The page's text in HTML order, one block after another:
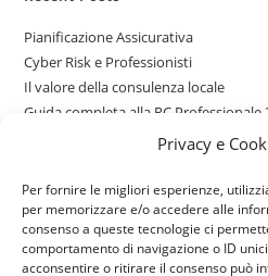
Privacy e
Per fornire le migliori esperienze,
per memorizzare e/o accedere alle
consenso a queste tecnologie ci
comportamento di navigazione o ID
acconsentire o ritirare il consenso può
Pianificazione Assicurativa
Cyber Risk e Professionisti
Il valore della consulenza locale
Guida completa alla RC Professionale
Assicurazioni per giovani guidatori
Recent Comments